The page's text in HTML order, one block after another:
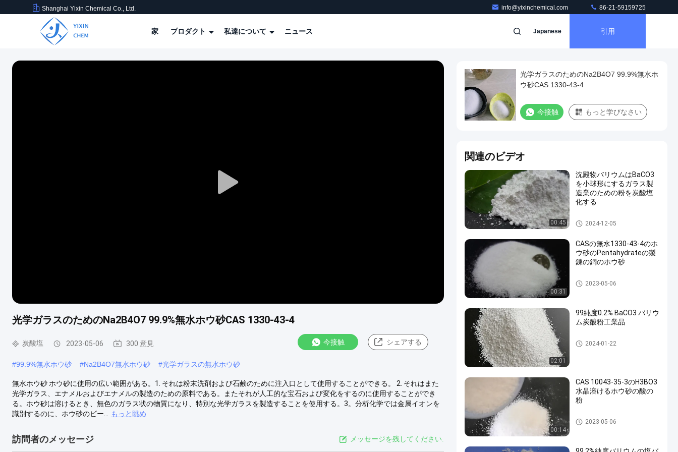
Shanghai Yixin Chemical Co., Ltd. info@yixinchemical.com 86-21-59159725
家 プロダクト 私達について ニュース Japanese 引用
Play
光学ガラスのためのNa2B4O7 99.9%無水ホウ砂CAS 1330-43-4
炭酸塩 2023-05-06 300 意見 今接触 シェアする
#99.9%無水ホウ砂 #Na2B4O7無水ホウ砂 #光学ガラスの無水ホウ砂
無水ホウ砂 ホウ砂に使用の広い範囲がある。1. それは粉末洗剤および石鹸のために注入口として使用することができる。 2. それはまた
光学ガラス、エナメルおよびエナメルの製造のための原料である。またそれが人工的な宝石および変化をするのに使用することができ
る。ホウ砂は溶けるとき、無色のガラス状の物質になり、特別な光学ガラスを製造することを使用する。3。分析化学では金属イオンを
識別するのに、ホウ砂のビー...
もっと眺め
訪問者のメッセージ メッセージを残してください.
光学ガラスのためのNa2B4O7 99.9%無水ホ
ウ砂CAS 1330-43-4
今接触 もっと学びなさい
関連のビデオ
00:45
沈殿物バリウムはBaCO3
を小球形にするガラス製
造業のための粉を炭酸塩
化する
Barium Carbonate Powder
2024-12-05
00:31
CASの無水1330-43-4のホ
ウ砂のPentahydrateの製
錬の銅のホウ砂
Barium Carbonate Powder
2023-05-06
02:01
99純度0.2% BaCO3 バリウ
ム炭酸粉工業品
Barium Carbonate Powder
2024-01-22
00:14
CAS 10043-35-3のH3BO3
水晶溶けるホウ砂の酸の
粉
Barium Carbonate Powder
2023-05-06